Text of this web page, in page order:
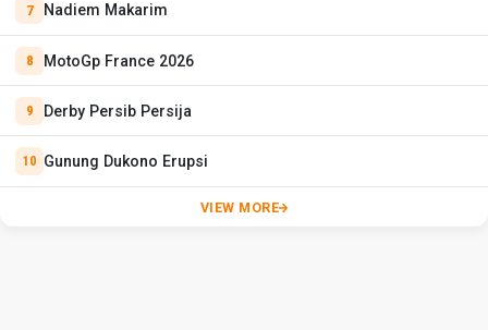
Nadiem Makarim
MotoGp France 2026
Derby Persib Persija
Gunung Dukono Erupsi
VIEW MORE